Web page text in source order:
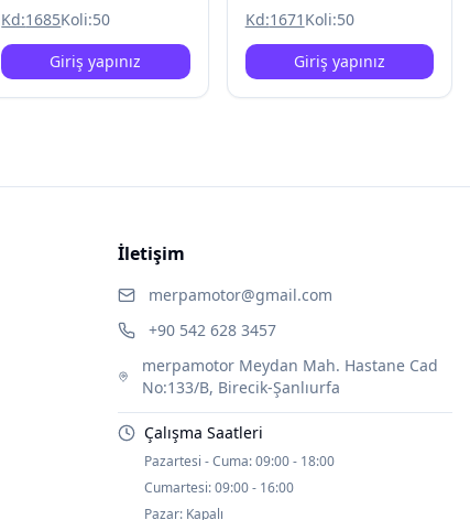
Kd:1685Koli:50
Giriş yapınız
Kd:1671 Koli:50
Giriş yapınız
İletişim
merpamotor@gmail.com
+90 542 628 3457
merpamotor Meydan Mah. Hastane Cad
No:133/B, Birecik-Şanlıurfa
Çalışma Saatleri
Pazartesi - Cuma:09:00 - 18:00
Cumartesi:09:00 - 16:00
Pazar: Kapalı